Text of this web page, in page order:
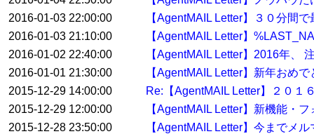
2016-01-03 22:00:00
【AgentMAIL Letter】３０分間
2016-01-03 21:10:00
【AgentMAIL Letter】
2016-01-02 22:40:00
【AgentMAIL Letter】2016年、
2016-01-01 21:30:00
【AgentMAIL Letter】新年おめ
2015-12-29 14:00:00
Re:【AgentMAIL Letter】２０１
2015-12-29 12:00:00
【AgentMAIL Letter】新機能・
2015-12-28 23:50:00
【AgentMAIL Letter】今までメ